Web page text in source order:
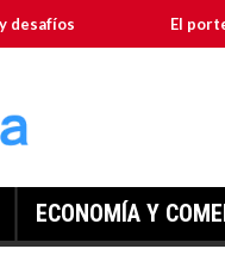
El portero de
ECONOMÍA Y